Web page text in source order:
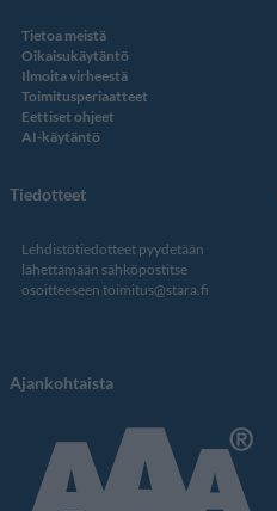
Tietoa meistä
Oikaisukäytäntö
Ilmoita virheestä
Toimitusperiaatteet
Eettiset ohjeet
AI-käytäntö
Tiedotteet
Lehdistötiedotteet pyydetään
lähettämään sähköpostitse
osoitteeseen toimitus@stara.fi
Ajankohtaista